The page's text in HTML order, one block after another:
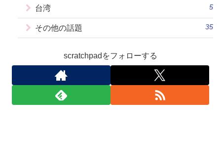
台湾 5
その他の話題 35
scratchpadをフォローする